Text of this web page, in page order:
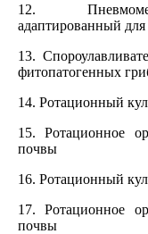
12.
адаптированный
13.
фитопатогенных
14. Ротационный
15. Ротационное
почвы
16. Ротационный
17. Ротационное
почвы